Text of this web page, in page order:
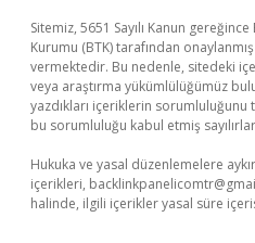
Sitemiz, 5651 Sayılı Kanun
Kurumu (BTK) tarafından
vermektedir. Bu nedenle, sitedeki
veya araştırma yükümlülüğümüz
yazdıkları içeriklerin
bu sorumluluğu kabul etmiş
Hukuka ve yasal düzenlemelere
içerikleri,
halinde, ilgili içerikler yasal süre